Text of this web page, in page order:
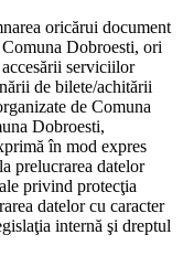
oricărui document
Dobroesti, ori
serviciilor
de bilete/achitării
de Comuna
Dobroesti,
în mod expres
prelucrarea datelor
privind protecţia
datelor cu caracter
internă şi dreptul